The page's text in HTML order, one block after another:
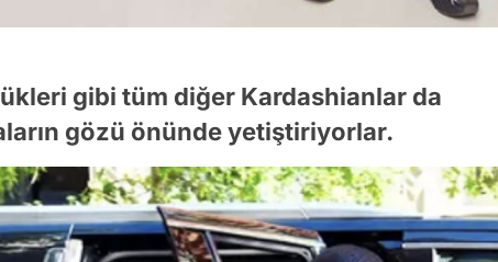
gibi tüm diğer Kardashianlar da
gözü önünde yetiştiriyorlar.